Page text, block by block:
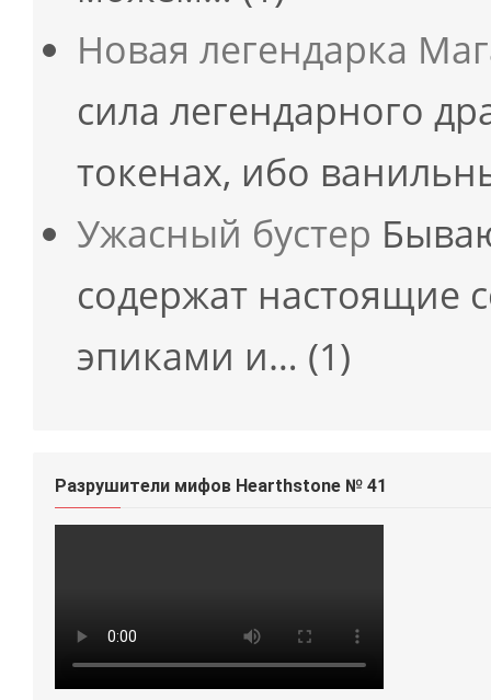
Новая легендарка
сила легендарного
токенах, ибо
Ужасный бустер
содержат настоящие
эпиками и… (1)
Разрушители мифов Hearthstone № 41